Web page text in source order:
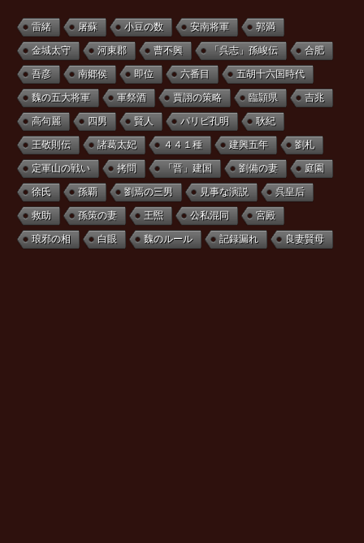
雷緒 屠蘇 小豆の数 安南将軍 郭満
金城太守 河東郡 曹不興 「呉志」孫峻伝 合肥
吾彦 南郷侯 即位 六番目 五胡十六国時代
魏の五大将軍 軍祭酒 賈詡の策略 臨頴県 吉兆
高句麗 四男 賢人 パリピ孔明 耿紀
王敬則伝 諸葛太妃 ４４１種 建興五年 劉札
定軍山の戦い 拷問 「晋」建国 劉備の妻 庭園
徐氏 孫覇 劉焉の三男 見事な演説 呉皇后
救助 孫策の妻 王煕 公私混同 宮殿
琅邪の相 白眼 魏のルール 記録漏れ 良妻賢母